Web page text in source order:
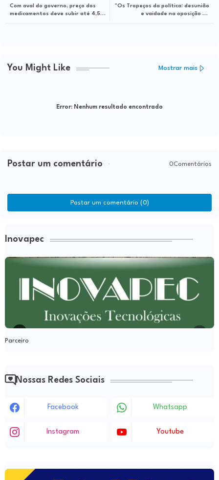
"Os Tropeços da política: desunião
e vaidade na oposição de
Com aval do governo, preço dos
medicamentos deve subir até 4,5%
You Might Like Mostrar mais
Error: Nenhum resultado encontrado
Postar um comentário 0Comentários
Postar um comentário (0)
Inovapec
Parceiro
Nossas Redes Sociais
Facebook Whatsapp
Instagram Youtube